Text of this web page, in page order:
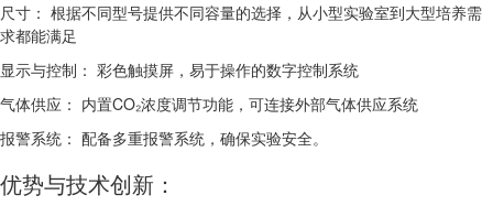
尺寸： 根据不同型号提供不同容量的选择，从小型实验室到大型培养需
求都能满足
显示与控制： 彩色触摸屏，易于操作的数字控制系统
气体供应： 内置CO₂浓度调节功能，可连接外部气体供应系统
报警系统： 配备多重报警系统，确保实验安全。
优势与技术创新：